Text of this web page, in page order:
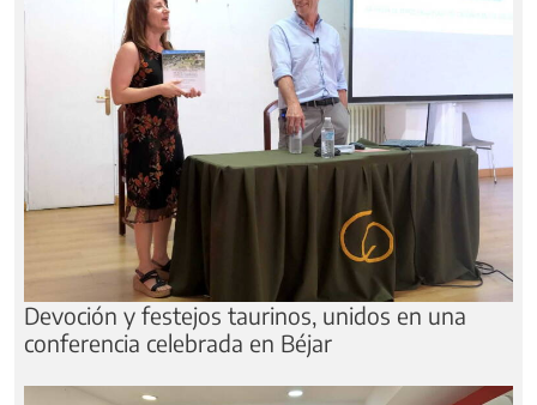
Devoción y festejos taurinos, unidos en una
conferencia celebrada en Béjar